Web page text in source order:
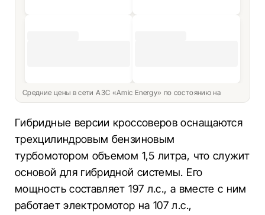
Средние цены в сети АЗС «Amic Energy» по состоянию на
Гибридные версии кроссоверов оснащаются
трехцилиндровым бензиновым
турбомотором объемом 1,5 литра, что служит
основой для гибридной системы. Его
мощность составляет 197 л.с., а вместе с ним
работает электромотор на 107 л.с.,